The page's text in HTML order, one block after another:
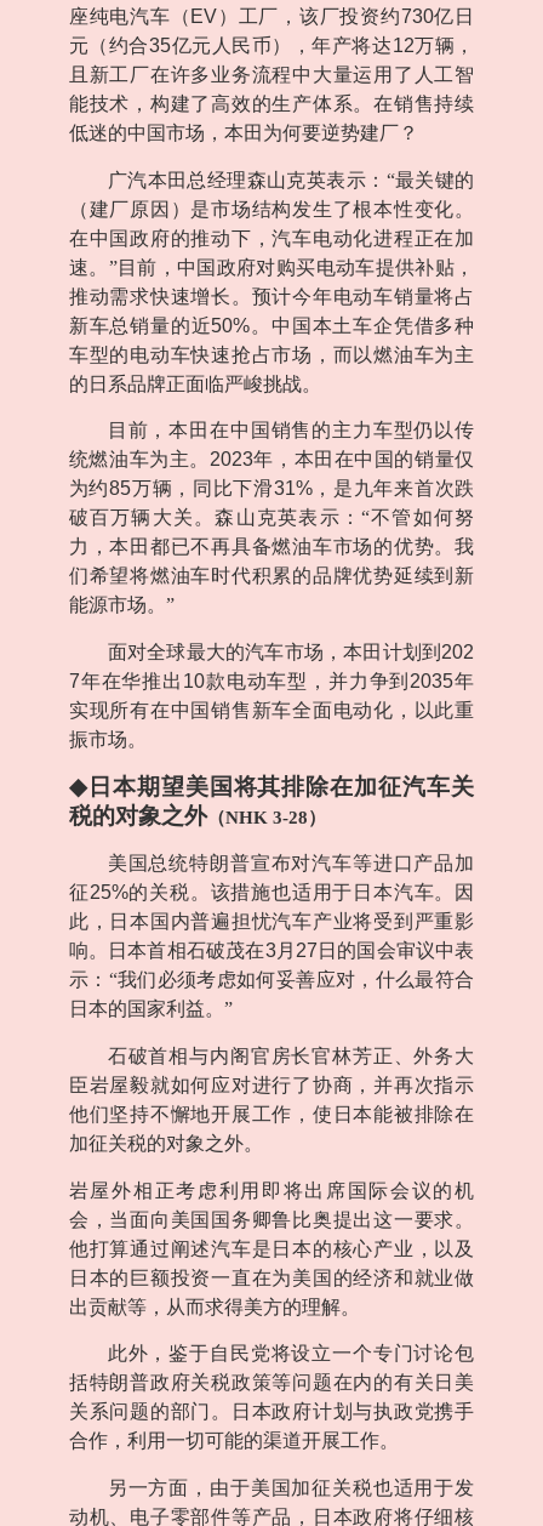
座纯电汽车（ EV）工厂，该厂投资约730亿日
元（约合35亿元人民币），年产将达12万辆，
且新工厂在许多业务流程中大量运用了人工智
能技术，构建了高效的生产体系。在销售持续
低迷的中国市场，本田为何要逆势建厂？
广汽本田总经理森山克英表示：“最关键的
（建厂原因）是市场结构发生了根本性变化。
在中国政府的推动下，汽车电动化进程正在加
速。”目前，中国政府对购买电动车提供补贴，
推动需求快速增长。预计今年电动车销量将占
新车总销量的近50%。中国本土车企凭借多种
车型的电动车快速抢占市场，而以燃油车为主
的日系品牌正面临严峻挑战。
目前，本田在中国销售的主力车型仍以传
统燃油车为主。 2023年，本田在中国的销量仅
为约85万辆，同比下滑31%，是九年来首次跌
破百万辆大关。森山克英表示：“不管如何努
力，本田都已不再具备燃油车市场的优势。我
们希望将燃油车时代积累的品牌优势延续到新
能源市场。”
面对全球最大的汽车市场，本田计划到 202
7年在华推出 10款电动车型，并力争到 2035年
实现所有在中国销售新车全面电动化，以此重
振市场。
◆日本期望美国将其排除在加征汽车关
税的对象之外（NHK 3-28）
美国总统特朗普宣布对汽车等进口产品加
征25%的关税。该措施也适用于日本汽车。因
此，日本国内普遍担忧汽车产业将受到严重影
响。日本首相石破茂在3月 27 日的国会审议中表
示：“我们必须考虑如何妥善应对，什么最符合
日本的国家利益。”
石破首相与内阁官房长官林芳正、外务大
臣岩屋毅就如何应对进行了协商，并再次指示
他们坚持不懈地开展工作，使日本能被排除在
加征关税的对象之外。
岩屋外相正考虑利用即将出席国际会议的机
会，当面向美国国务卿鲁比奥提出这一要求。
他打算通过阐述汽车是日本的核心产业，以及
日本的巨额投资一直在为美国的经济和就业做
出贡献等，从而求得美方的理解。
此外，鉴于自民党将设立一个专门讨论包
括特朗普政府关税政策等问题在内的有关日美
关系问题的部门。日本政府计划与执政党携手
合作，利用一切可能的渠道开展工作。
另一方面，由于美国加征关税也适用于发
动机、电子零部件等产品，日本政府将仔细核